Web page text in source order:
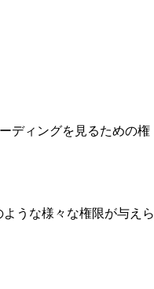
ディングを見るための権
うな様々な権限が与えら